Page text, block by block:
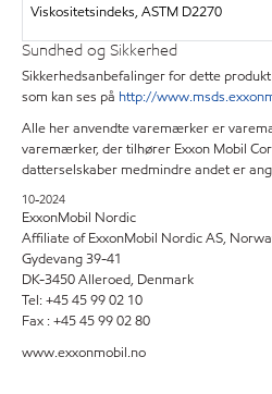
Viskositetsindeks, ASTM D2270
Sundhed og Sikkerhed
Sikkerhedsanbefalinger for dette
som kan ses på http://
Alle her anvendte varemærker er
varemærker, der tilhører Exxon Mobil
datterselskaber medmindre andet er
10-2024
ExxonMobil Nordic
Affiliate of ExxonMobil Nordic AS,
Gydevang 39-41
DK-3450 Alleroed, Denmark
Tel: +45 45 99 02 10
Fax : +45 45 99 02 80
www.exxonmobil.no